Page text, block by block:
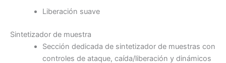
Liberación suave
Sintetizador de muestra
Sección dedicada de sintetizador de muestras con
controles de ataque, caída/liberación y dinámicos